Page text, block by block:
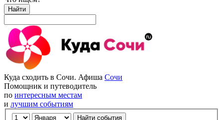
Найти
Куда сходить в Сочи. Афиша Сочи
Помощник и путеводитель
по интересным местам
и лучшим событиям